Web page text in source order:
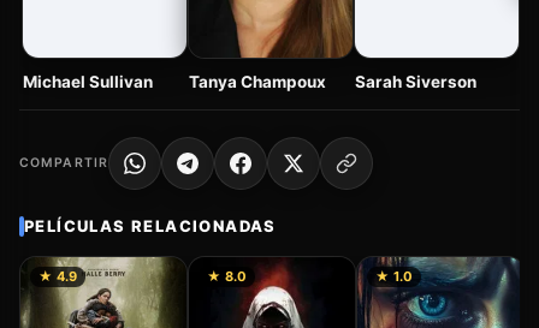
Michael Sullivan Tanya Champoux Sarah Siverson
COMPARTIR
PELÍCULAS RELACIONADAS
★ 4.9 ★ 8.0 ★ 1.0